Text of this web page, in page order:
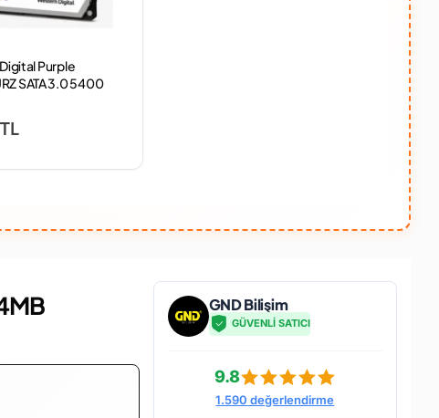
Purple
SATA 3.0 5400
GND Bilişim
GÜVENLİ SATICI
9.8
1.590 değerlendirme